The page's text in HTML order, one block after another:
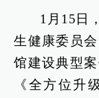
1月15日
生健康委员
馆建设典型
《全方位升